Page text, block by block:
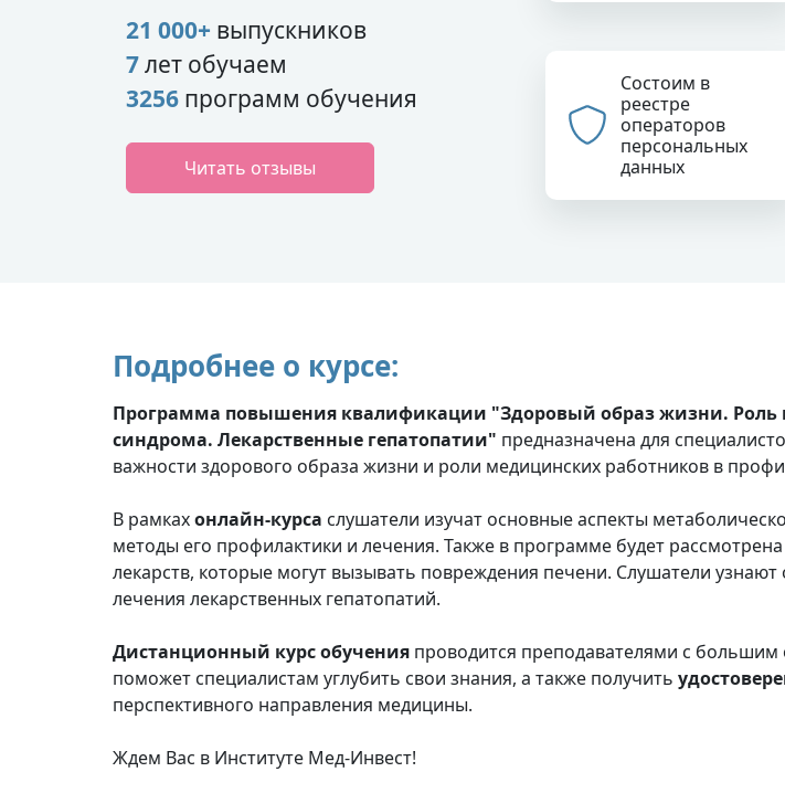
21 000+ выпускников
7лет обучаем
3256 программ обучения
Читать отзывы
Состоим в
реестре
операторов
персональных
данных
Подробнее о курсе:
Программа повышения квалификации "Здоровый образ жизни. Роль
синдрома. Лекарственные гепатопатии" предназначена для
важности здорового образа жизни и роли медицинских работников в
В рамкахонлайн-курса слушатели изучат основные аспекты
методы его профилактики и лечения. Также в программе будет
лекарств, которые могут вызывать повреждения печени. Слушатели
лечения лекарственных гепатопатий.
Дистанционный курс обучения проводится преподавателями с
поможет специалистам углубить свои знания, а также получить
перспективного направления медицины.
Ждем Вас в Институте Мед-Инвест!